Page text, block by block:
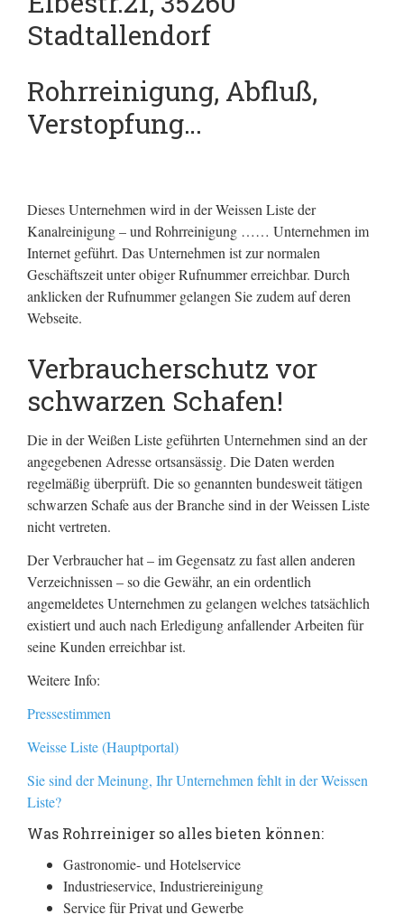
Stadtallendorf
Rohrreinigung, Abfluß,
Verstopfung…
Dieses Unternehmen wird in der Weissen Liste der
Kanalreinigung – und Rohrreinigung …… Unternehmen im
Internet geführt. Das Unternehmen ist zur normalen
Geschäftszeit unter obiger Rufnummer erreichbar. Durch
anklicken der Rufnummer gelangen Sie zudem auf deren
Webseite.
Verbraucherschutz vor
schwarzen Schafen!
Die in der Weißen Liste geführten Unternehmen sind an der
angegebenen Adresse ortsansässig. Die Daten werden
regelmäßig überprüft. Die so genannten bundesweit tätigen
schwarzen Schafe aus der Branche sind in der Weissen Liste
nicht vertreten.
Der Verbraucher hat – im Gegensatz zu fast allen anderen
Verzeichnissen – so die Gewähr, an ein ordentlich
angemeldetes Unternehmen zu gelangen welches tatsächlich
existiert und auch nach Erledigung anfallender Arbeiten für
seine Kunden erreichbar ist.
Weitere Info:
Pressestimmen
Weisse Liste (Hauptportal)
Sie sind der Meinung, Ihr Unternehmen fehlt in der Weissen
Liste?
Was Rohrreiniger so alles bieten können:
Gastronomie- und Hotelservice
Industrieservice, Industriereinigung
Service für Privat und Gewerbe